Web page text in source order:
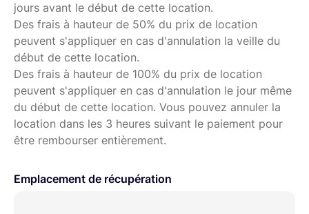
jours avant le début de cette location.
Des frais à hauteur de 50% du prix de location
peuvent s'appliquer en cas d'annulation la veille du
début de cette location.
Des frais à hauteur de 100% du prix de location
peuvent s'appliquer en cas d'annulation le jour même
du début de cette location. Vous pouvez annuler la
location dans les 3 heures suivant le paiement pour
être rembourser entièrement.
Emplacement de récupération